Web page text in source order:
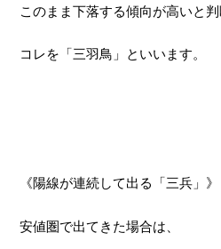
このまま下落する傾向が高いと
コレを「三羽鳥」といいます。
《陽線が連続して出る「三兵」》
安値圏で出てきた場合は、